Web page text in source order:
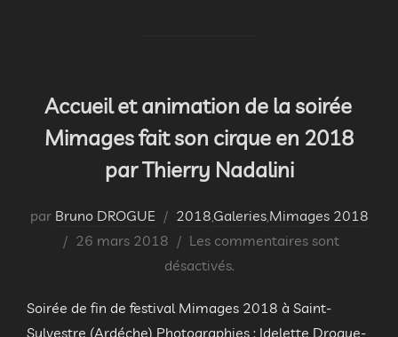
Accueil et animation de la soirée
Mimages fait son cirque en 2018
par Thierry Nadalini
par Bruno DROGUE 2018 Galeries, Mimages 2018
Publié
26 mars 2018
Les commentaires sont
désactivés.
Soirée de fin de festival Mimages 2018 à Saint-
Sylvestre (Ardéche) Photographies : Idelette Drogue-